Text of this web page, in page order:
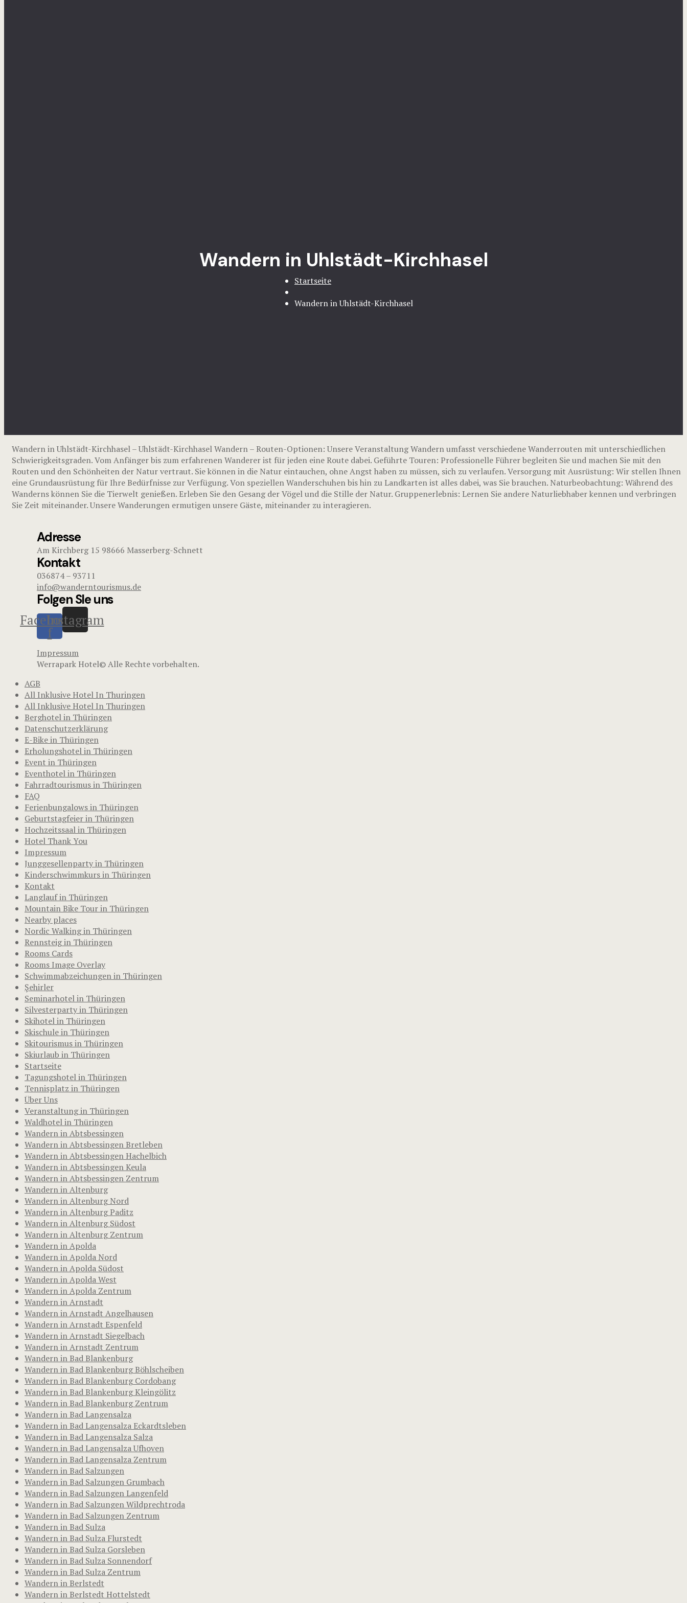
Wandern in Uhlstädt-Kirchhasel
Startseite
Wandern in Uhlstädt-Kirchhasel
Wandern in Uhlstädt-Kirchhasel – Uhlstädt-Kirchhasel Wandern – Routen-Optionen: Unsere Veranstaltung Wandern umfasst verschiedene Wanderrouten mit unterschiedlichen
Schwierigkeitsgraden. Vom Anfänger bis zum erfahrenen Wanderer ist für jeden eine Route dabei. Geführte Touren: Professionelle Führer begleiten Sie und machen Sie mit den
Routen und den Schönheiten der Natur vertraut. Sie können in die Natur eintauchen, ohne Angst haben zu müssen, sich zu verlaufen. Versorgung mit Ausrüstung: Wir stellen Ihnen
eine Grundausrüstung für Ihre Bedürfnisse zur Verfügung. Von speziellen Wanderschuhen bis hin zu Landkarten ist alles dabei, was Sie brauchen. Naturbeobachtung: Während des
Wanderns können Sie die Tierwelt genießen. Erleben Sie den Gesang der Vögel und die Stille der Natur. Gruppenerlebnis: Lernen Sie andere Naturliebhaber kennen und verbringen
Sie Zeit miteinander. Unsere Wanderungen ermutigen unsere Gäste, miteinander zu interagieren.
Adresse
Am Kirchberg 15 98666 Masserberg-Schnett
Kontakt
036874 – 93711
info@wanderntourismus.de
Folgen SIe uns
Facebook-
f
Instagram
Impressum
Werrapark Hotel© Alle Rechte vorbehalten.
AGB
All Inklusive Hotel In Thuringen
All Inklusive Hotel In Thuringen
Berghotel in Thüringen
Datenschutzerklärung
E-Bike in Thüringen
Erholungshotel in Thüringen
Event in Thüringen
Eventhotel in Thüringen
Fahrradtourismus in Thüringen
FAQ
Ferienbungalows in Thüringen
Geburtstagfeier in Thüringen
Hochzeitssaal in Thüringen
Hotel Thank You
Impressum
Junggesellenparty in Thüringen
Kinderschwimmkurs in Thüringen
Kontakt
Langlauf in Thüringen
Mountain Bike Tour in Thüringen
Nearby places
Nordic Walking in Thüringen
Rennsteig in Thüringen
Rooms Cards
Rooms Image Overlay
Schwimmabzeichungen in Thüringen
Şehirler
Seminarhotel in Thüringen
Silvesterparty in Thüringen
Skihotel in Thüringen
Skischule in Thüringen
Skitourismus in Thüringen
Skiurlaub in Thüringen
Startseite
Tagungshotel in Thüringen
Tennisplatz in Thüringen
Über Uns
Veranstaltung in Thüringen
Waldhotel in Thüringen
Wandern in Abtsbessingen
Wandern in Abtsbessingen Bretleben
Wandern in Abtsbessingen Hachelbich
Wandern in Abtsbessingen Keula
Wandern in Abtsbessingen Zentrum
Wandern in Altenburg
Wandern in Altenburg Nord
Wandern in Altenburg Paditz
Wandern in Altenburg Südost
Wandern in Altenburg Zentrum
Wandern in Apolda
Wandern in Apolda Nord
Wandern in Apolda Südost
Wandern in Apolda West
Wandern in Apolda Zentrum
Wandern in Arnstadt
Wandern in Arnstadt Angelhausen
Wandern in Arnstadt Espenfeld
Wandern in Arnstadt Siegelbach
Wandern in Arnstadt Zentrum
Wandern in Bad Blankenburg
Wandern in Bad Blankenburg Böhlscheiben
Wandern in Bad Blankenburg Cordobang
Wandern in Bad Blankenburg Kleingölitz
Wandern in Bad Blankenburg Zentrum
Wandern in Bad Langensalza
Wandern in Bad Langensalza Eckardtsleben
Wandern in Bad Langensalza Salza
Wandern in Bad Langensalza Ufhoven
Wandern in Bad Langensalza Zentrum
Wandern in Bad Salzungen
Wandern in Bad Salzungen Grumbach
Wandern in Bad Salzungen Langenfeld
Wandern in Bad Salzungen Wildprechtroda
Wandern in Bad Salzungen Zentrum
Wandern in Bad Sulza
Wandern in Bad Sulza Flurstedt
Wandern in Bad Sulza Gorsleben
Wandern in Bad Sulza Sonnendorf
Wandern in Bad Sulza Zentrum
Wandern in Berlstedt
Wandern in Berlstedt Hottelstedt